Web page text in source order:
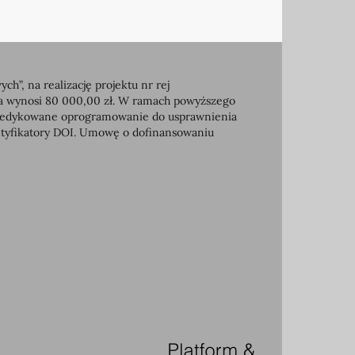
na realizację projektu nr rej
80 000,00 zł. W ramach powyższego
oprogramowanie do usprawnienia
DOI. Umowę o dofinansowaniu